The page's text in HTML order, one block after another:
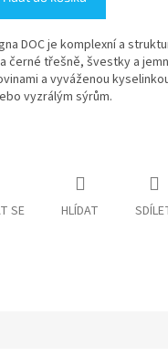
DOC je komplexní a
černé třešně, švestky a
a vyváženou
vyzrálým sýrům.
SE HLÍDAT